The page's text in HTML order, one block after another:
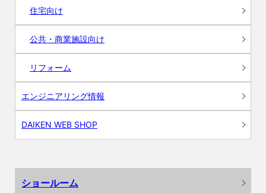
住宅向け
公共・商業施設向け
リフォーム
エンジニアリング情報
DAIKEN WEB SHOP
ショールーム